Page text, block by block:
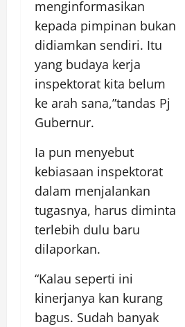
menginformasikan
kepada pimpinan bukan
didiamkan sendiri. Itu
yang budaya kerja
inspektorat kita belum
ke arah sana,”tandas Pj
Gubernur.
Ia pun menyebut
kebiasaan inspektorat
dalam menjalankan
tugasnya, harus diminta
terlebih dulu baru
dilaporkan.
“Kalau seperti ini
kinerjanya kan kurang
bagus. Sudah banyak